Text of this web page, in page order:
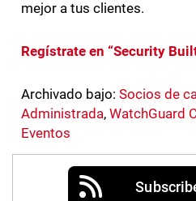
mejor a tus clientes.
Regístrate en “Security
Archivado bajo: Socios de
Administrada, WatchGuard
Eventos